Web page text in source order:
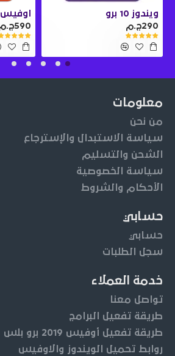
ويندوز 10 برو
290ج.م
اوفيس 2019 برو بلس
590ج.م
معلومات
من نحن
سياسة الاستبدال والإسترجاع
الشحن والتسليم
سياسة الخصوصية
الأحكام والشروط
حسابي
حسابي
سجل الطلبات
خدمة العملاء
تواصل معنا
طريقة تفعيل البرامج
طريقة تفعيل أوفيس 2019 برو بلس
روابط تحميل الويندوز والاوفيس